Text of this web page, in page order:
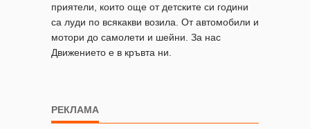
приятели, които още от детските си години
са луди по всякакви возила. От автомобили и
мотори до самолети и шейни. За нас
Движението е в кръвта ни.
РЕКЛАМА